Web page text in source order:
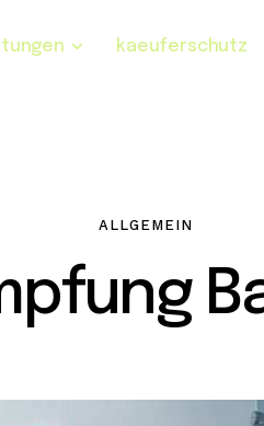
kaeuferschutz
ALLGEMEIN